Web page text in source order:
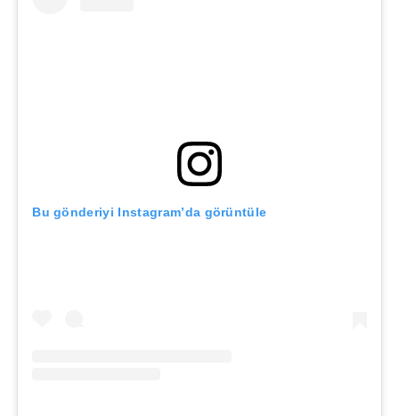
Bu gönderiyi Instagram’da görüntüle